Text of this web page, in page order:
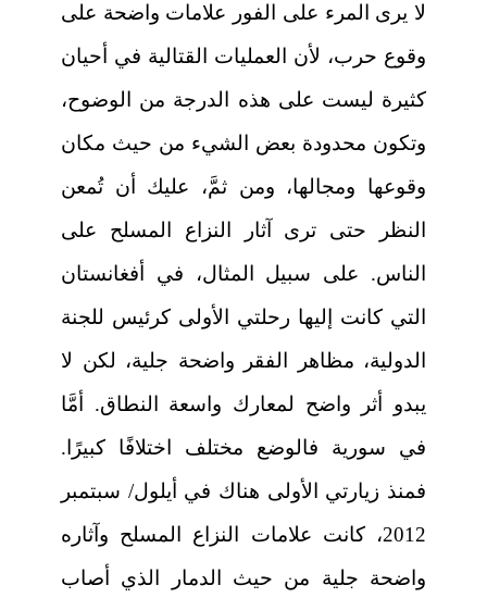
لا يرى المرء على الفور علامات واضحة على
وقوع حرب، لأن العمليات القتالية في أحيان
كثيرة ليست على هذه الدرجة من الوضوح،
وتكون محدودة بعض الشيء من حيث مكان
وقوعها ومجالها، ومن ثمَّ، عليك أن تُمعن
النظر حتى ترى آثار النزاع المسلح على
الناس. على سبيل المثال، في أفغانستان
التي كانت إليها رحلتي الأولى كرئيس للجنة
الدولية، مظاهر الفقر واضحة جلية، لكن لا
يبدو أثر واضح لمعارك واسعة النطاق. أمَّا
في سورية فالوضع مختلف اختلافًا كبيرًا.
فمنذ زيارتي الأولى هناك في أيلول/ سبتمبر
2012، كانت علامات النزاع المسلح وآثاره
واضحة جلية من حيث الدمار الذي أصاب